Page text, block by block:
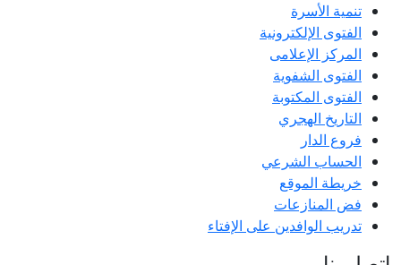
تنمية الأسرة
الفتوى الإلكترونية
المركز الإعلامى
الفتوى الشفوية
الفتوى المكتوبة
التاريخ الهجري
فروع الدار
الحساب الشرعي
خريطة الموقع
فض المنازعات
تدريب الوافدين على الإفتاء